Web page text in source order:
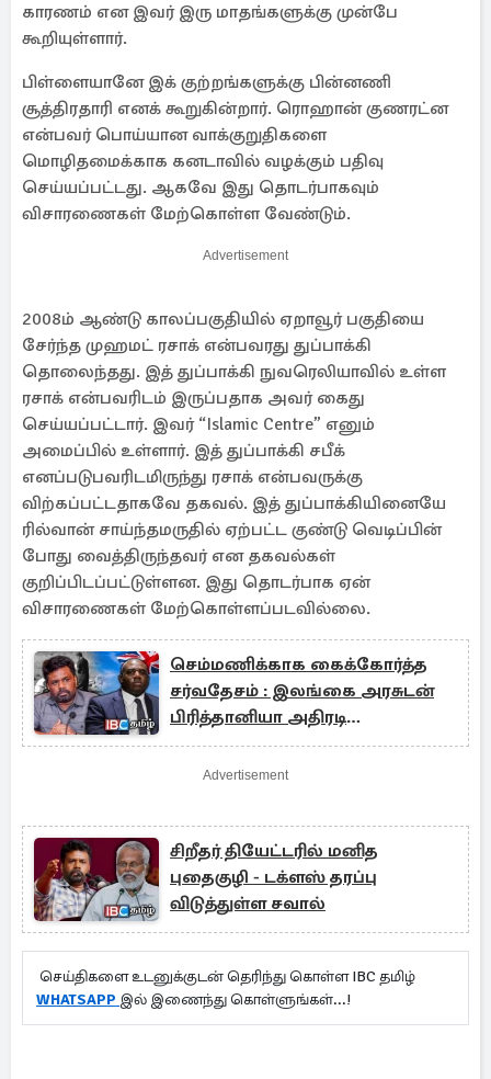
காரணம் என இவர் இரு மாதங்களுக்கு முன்பே
கூறியுள்ளார்.
பிள்ளையானே இக் குற்றங்களுக்கு பின்னணி
சூத்திரதாரி எனக் கூறுகின்றார். ரொஹான் குணரட்ன
என்பவர் பொய்யான வாக்குறுதிகளை
மொழிதமைக்காக கனடாவில் வழக்கும் பதிவு
செய்யப்பட்டது. ஆகவே இது தொடர்பாகவும்
விசாரணைகள் மேற்கொள்ள வேண்டும்.
Advertisement
2008ம் ஆண்டு காலப்பகுதியில் ஏறாவூர் பகுதியை
சேர்ந்த முஹமட் ரசாக் என்பவரது துப்பாக்கி
தொலைந்தது. இத் துப்பாக்கி நுவரெலியாவில் உள்ள
ரசாக் என்பவரிடம் இருப்பதாக அவர் கைது
செய்யப்பட்டார். இவர் “Islamic Centre” எனும்
அமைப்பில் உள்ளார். இத் துப்பாக்கி சபீக்
எனப்படுபவரிடமிருந்து ரசாக் என்பவருக்கு
விற்கப்பட்டதாகவே தகவல். இத் துப்பாக்கியினையே
ரில்வான் சாய்ந்தமருதில் ஏற்பட்ட குண்டு வெடிப்பின்
போது வைத்திருந்தவர் என தகவல்கள்
குறிப்பிடப்பட்டுள்ளன. இது தொடர்பாக ஏன்
விசாரணைகள் மேற்கொள்ளப்படவில்லை.
செம்மணிக்காக கைக்கோர்த்த
சர்வதேசம் : இலங்கை அரசுடன்
பிரித்தானியா அதிரடி
பேச்சுவார்த்தை
Advertisement
சிறீதர் தியேட்டரில் மனித
புதைகுழி - டக்ளஸ் தரப்பு
விடுத்துள்ள சவால்
செய்திகளை உடனுக்குடன் தெரிந்து கொள்ள IBC தமிழ்
WHATSAPP இல் இணைந்து கொள்ளுங்கள்...!